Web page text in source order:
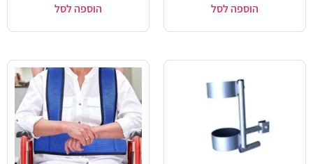
הוספה לסל הוספה לסל